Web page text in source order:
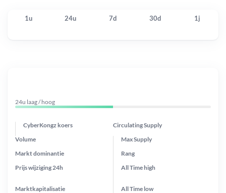
1u 24u 7d 30d 1j
24u laag / hoog
CyberKongz koers Circulating Supply
Prijs wijziging 24h
Max Supply
Markt dominantie
Marktkapitalisatie
Volume
Rang
All Timehigh
All Time low